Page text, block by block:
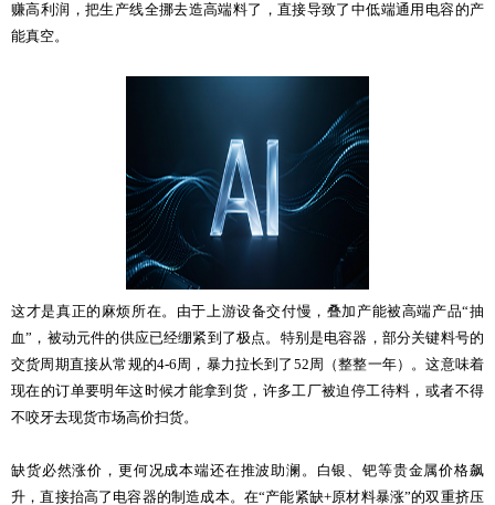
赚高利润，把生产线全挪去造高端料了，直接导致了中低端通用电容的产
能真空。
这才是真正的麻烦所在。由于上游设备交付慢，叠加产能被高端产品“抽
血”，被动元件的供应已经绷紧到了极点。特别是电容器，部分关键料号的
交货周期直接从常规的4-6周，暴力拉长到了52周（整整一年）。这意味着
现在的订单要明年这时候才能拿到货，许多工厂被迫停工待料，或者不得
不咬牙去现货市场高价扫货。
缺货必然涨价，更何况成本端还在推波助澜。白银、钯等贵金属价格飙
升，直接抬高了电容器的制造成本。在“产能紧缺+原材料暴涨”的双重挤压